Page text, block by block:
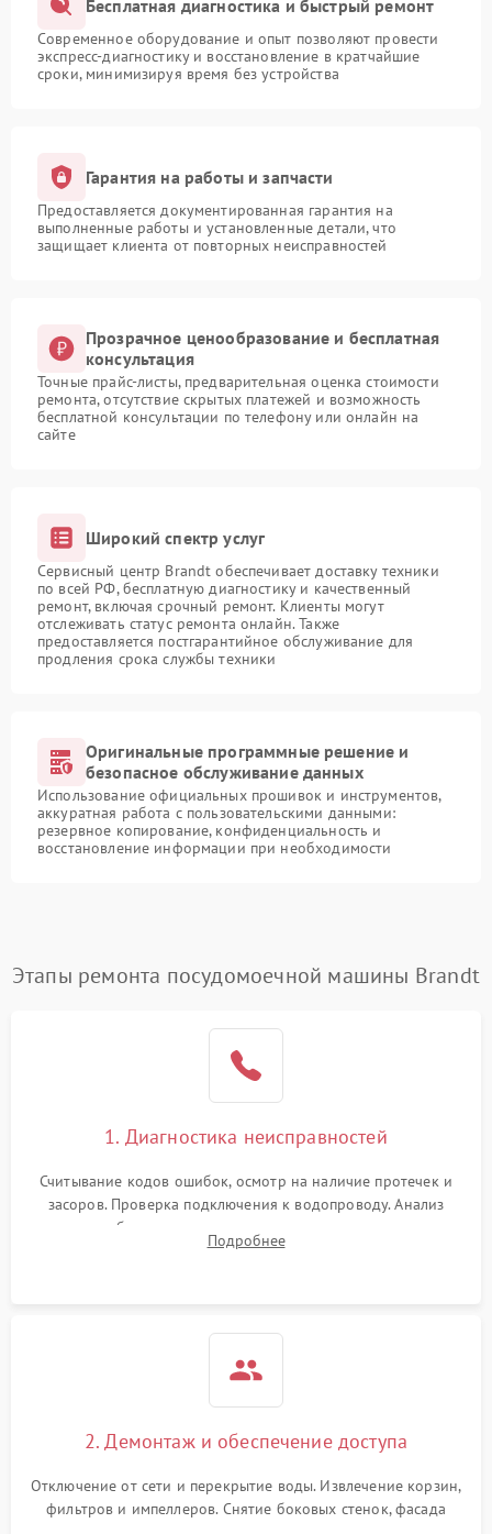
Бесплатная диагностика и быстрый ремонт
Современное оборудование и опыт позволяют провести
экспресс-диагностику и восстановление в кратчайшие
сроки, минимизируя время без устройства
Гарантия на работы и запчасти
Предоставляется документированная гарантия на
выполненные работы и установленные детали, что
защищает клиента от повторных неисправностей
Прозрачное ценообразование и бесплатная
консультация
Точные прайс-листы, предварительная оценка стоимости
ремонта, отсутствие скрытых платежей и возможность
бесплатной консультации по телефону или онлайн на
сайте
Широкий спектр услуг
Сервисный центр Brandt обеспечивает доставку техники
по всей РФ, бесплатную диагностику и качественный
ремонт, включая срочный ремонт. Клиенты могут
отслеживать статус ремонта онлайн. Также
предоставляется постгарантийное обслуживание для
продления срока службы техники
Оригинальные программные решение и
безопасное обслуживание данных
Использование официальных прошивок и инструментов,
аккуратная работа с пользовательскими данными:
резервное копирование, конфиденциальность и
восстановление информации при необходимости
Этапы ремонта посудомоечной машины Brandt
1. Диагностика неисправностей
Считывание кодов ошибок, осмотр на наличие протечек и
засоров. Проверка подключения к водопроводу. Анализ
жалоб на отсутствие слива, нагрева, вращения
разбрызгивателей или срабатывание системы защиты
Подробнее
2. Демонтаж и обеспечение доступа
Отключение от сети и перекрытие воды. Извлечение корзин,
фильтров и импеллеров. Снятие боковых стенок, фасада